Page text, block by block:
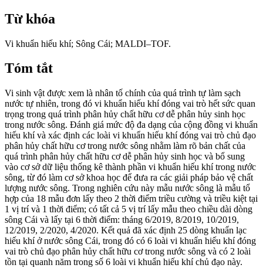
Từ khóa
Vi khuẩn hiếu khí; Sông Cái; MALDI–TOF.
Tóm tắt
Vi sinh vật được xem là nhân tố chính của quá trình tự làm sạch
nước tự nhiên, trong đó vi khuẩn hiếu khí đóng vai trò hết sức quan
trọng trong quá trình phân hủy chất hữu cơ dễ phân hủy sinh học
trong nước sông. Đánh giá mức độ đa dạng của cộng đồng vi khuẩn
hiếu khí và xác định các loài vi khuẩn hiếu khí đóng vai trò chủ đạo
phân hủy chất hữu cơ trong nước sông nhằm làm rõ bản chất của
quá trình phân hủy chất hữu cơ dễ phân hủy sinh học và bổ sung
vào cơ sở dữ liệu thống kê thành phần vi khuẩn hiếu khí trong nước
sông, từ đó làm cơ sở khoa học để đưa ra các giải pháp bảo vệ chất
lượng nước sông. Trong nghiên cứu này mẫu nước sông là mẫu tổ
hợp của 18 mẫu đơn lấy theo 2 thời điểm triều cường và triều kiệt tại
1 vị trí và 1 thời điểm; có tất cả 5 vị trí lấy mẫu theo chiều dài dòng
sông Cái và lấy tại 6 thời điểm: tháng 6/2019, 8/2019, 10/2019,
12/2019, 2/2020, 4/2020. Kết quả đã xác định 25 dòng khuẩn lạc
hiếu khí ở nước sông Cái, trong đó có 6 loài vi khuẩn hiếu khí đóng
vai trò chủ đạo phân hủy chất hữu cơ trong nước sông và có 2 loài
tồn tại quanh năm trong số 6 loài vi khuẩn hiếu khí chủ đạo này.